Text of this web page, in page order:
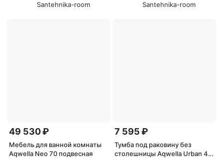
Santehnika-room
Santehnika-room
49 530 ₽
Мебель для ванной комнаты
Aqwella Neo 70 подвесная
7 595 ₽
Тумба под раковину без
столешницы Aqwella Urban 45,